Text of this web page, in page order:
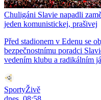
Chuligáni Slavie napadli
jeden komunistickej, prašivej
Před stadionem v Edenu se
bezpečnostnímu poradci
vedením klubu a radikálním
SportyŽivě